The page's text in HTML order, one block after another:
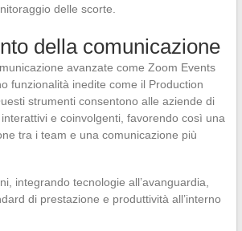
delle scorte.
della comunicazione
avanzate come Zoom Events
funzionalità inedite come il Production
strumenti consentono alle aziende di
e coinvolgenti, favorendo così una
tra i team e una comunicazione più
integrando tecnologie all’avanguardia,
di prestazione e produttività all’interno